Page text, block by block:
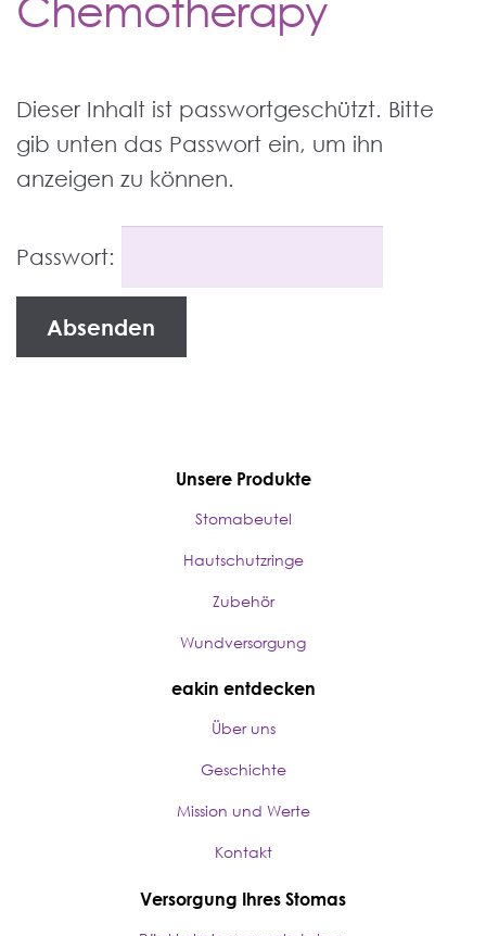
Dieser Inhalt ist passwortgeschützt. Bitte
gib unten das Passwort ein, um ihn
anzeigen zu können.
Passwort:
Unsere Produkte
Stomabeutel
Hautschutzringe
Zubehör
Wundversorgung
eakin entdecken
Über uns
Geschichte
Mission und Werte
Kontakt
Versorgung Ihres Stomas